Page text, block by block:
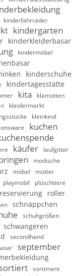
kinderfahrräder
kindergarten
kinderkleiderbasar
kindermöbel
kinderschuhe
kindertagesstätte
kita
klamotten
kleidermarkt
kleinkind
kuchen
käufer
laufgitter
modische
möbel mütter
playmobil
plüschtiere
reservierung roller
schnäppchen
schuhgrößen
schwangeren
secondhand
september
sortiert sortiment